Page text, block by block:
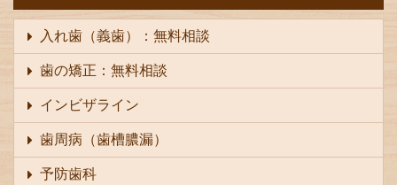
入れ歯（義歯）：無料相談
歯の矯正：無料相談
インビザライン
歯周病（歯槽膿漏）
予防歯科